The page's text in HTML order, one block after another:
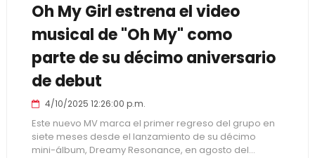
Oh My Girl estrena el video
musical de "Oh My" como
parte de su décimo aniversario
de debut
4/10/2025 12:26:00 p.m.
Este nuevo MV marca el primer regreso del grupo en
siete meses desde el lanzamiento de su décimo
mini-álbum, Dreamy Resonance, en agosto del...